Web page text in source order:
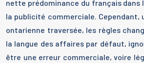
nette prédominance du français dans
la publicité commerciale. Cependant,
ontarienne traversée, les règles
la langue des affaires par défaut,
être une erreur commerciale, voire